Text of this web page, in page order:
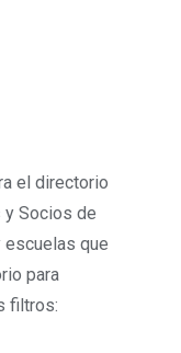
el directorio
y Socios de
escuelas que
para
filtros: